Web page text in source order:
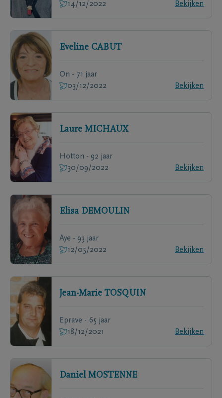
14/12/2022
Bekijken
Eveline CABUT
On - 71 jaar
03/12/2022
Bekijken
Laure MICHAUX
Hotton - 92 jaar
30/09/2022
Bekijken
Elisa DEMOULIN
Aye - 93 jaar
12/05/2022
Bekijken
Jean-Marie TOSQUIN
Eprave - 65 jaar
18/12/2021
Bekijken
Daniel MOSTENNE